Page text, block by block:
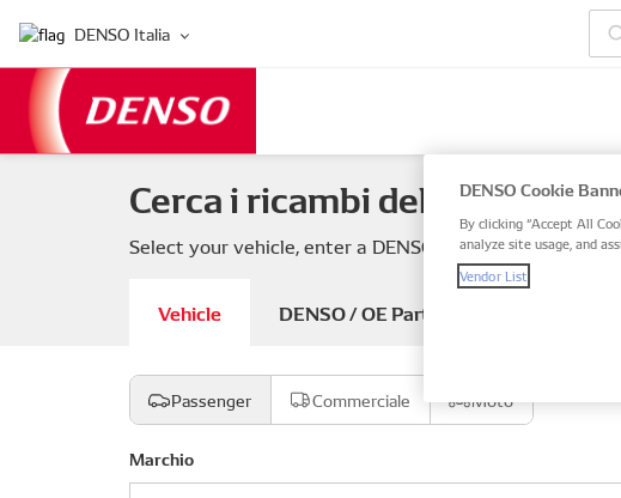
DENSO Italia
Cerca i ricambi del tuo veicolo
Select your vehicle, enter a DENSO or OE part number,
Vehicle DENSO / OE Part number VIN /
Passenger Commerciale Moto
Marchio
DENSO Cookie
By clicking “Accept All
analyze site usage, and
Vendor List